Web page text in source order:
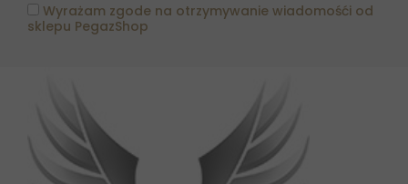
Wyrażam zgode na otrzymywanie wiadomośći od
sklepu PegazShop